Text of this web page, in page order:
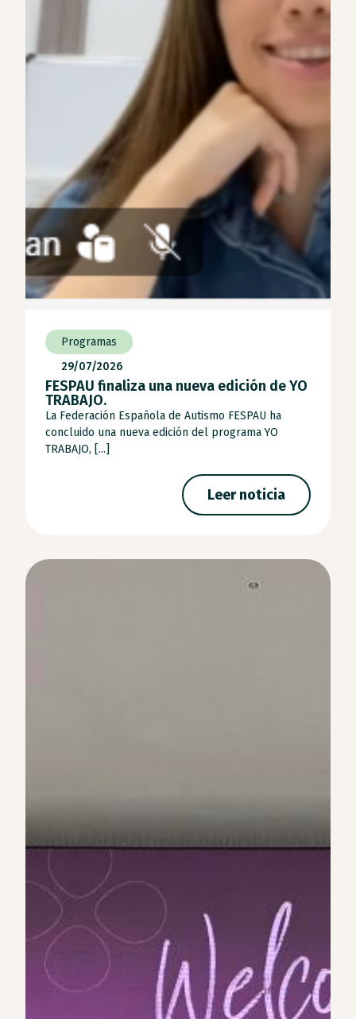
Programas
29/07/2026
FESPAU finaliza una nueva edición de YO
TRABAJO.
La Federación Española de Autismo FESPAU ha
concluido una nueva edición del programa YO
TRABAJO, [...]
Leer noticia